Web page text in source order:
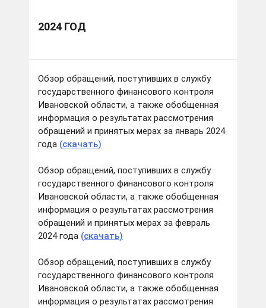
2024 ГОД
Обзор обращений, поступивших в службу
государственного финансового контроля
Ивановской области, а также обобщенная
информация о результатах рассмотрения
обращений и принятых мерах за январь 2024
года (скачать)
Обзор обращений, поступивших в службу
государственного финансового контроля
Ивановской области, а также обобщенная
информация о результатах рассмотрения
обращений и принятых мерах за февраль
2024 года (скачать)
Обзор обращений, поступивших в службу
государственного финансового контроля
Ивановской области, а также обобщенная
информация о результатах рассмотрения